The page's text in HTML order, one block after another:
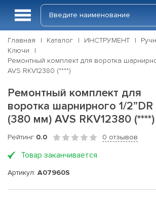
Главная Каталог ИНСТРУМЕНТ
Ключи
Ремонтный комплект для воротка
AVS RKV12380 (****)
Ремонтный комплект для
воротка шарнирного 1/2”DR
(380 мм) AVS RKV12380 (****)
Рейтинг 0.0 0 отзывов
Товар заканчивается
Артикул: A07960S